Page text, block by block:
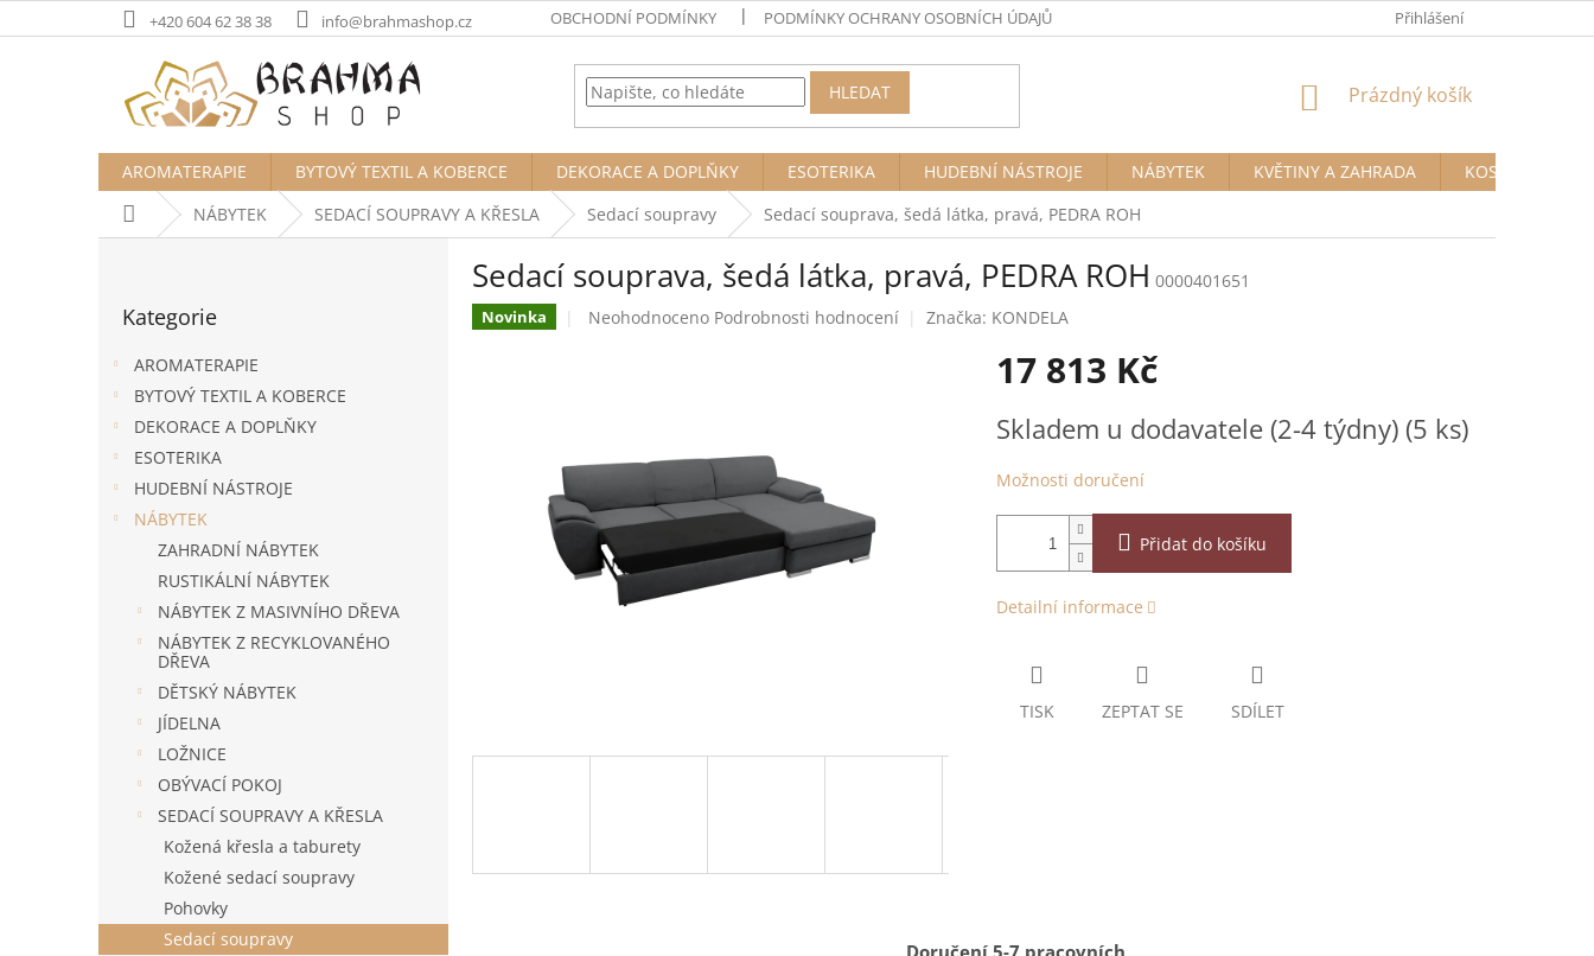
na
+420 604 62 38 38 info@brahmashop.cz OBCHODNÍ PODMÍNKY PODMÍNKY OCHRANY OSOBNÍCH ÚDAJŮ Přihlášení
HLEDAT
NÁKUPNÍ
Prázdný košík
AROMATERAPIE BYTOVÝ TEXTIL A KOBERCE DEKORACE A DOPLŇKY ESOTERIKA HUDEBNÍ NÁSTROJE NÁBYTEK KVĚTINY A ZAHRADA
KOSMETIKA A
Domů NÁBYTEK SEDACÍ SOUPRAVY A KŘESLA Sedací soupravy Sedací souprava, šedá látka, pravá, PEDRA ROH
kategorie
Kategorie
AROMATERAPIE
BYTOVÝ TEXTIL A KOBERCE
DEKORACE A DOPLŇKY
ESOTERIKA
HUDEBNÍ NÁSTROJE
NÁBYTEK
ZAHRADNÍ NÁBYTEK
RUSTIKÁLNÍ NÁBYTEK
NÁBYTEK Z MASIVNÍHO DŘEVA
NÁBYTEK Z RECYKLOVANÉHO
DŘEVA
DĚTSKÝ NÁBYTEK
JÍDELNA
LOŽNICE
OBÝVACÍ POKOJ
SEDACÍ SOUPRAVY A KŘESLA
Kožená křesla a taburety
Kožené sedací soupravy
Pohovky
Sedací soupravy
Sedací souprava, šedá látka, pravá, PEDRA ROH 0000401651
Novinka
Průměrné
hvězdiček.
Neohodnoceno Podrobnosti hodnocení Značka: KONDELA
17 813 Kč
cena:
Skladem u dodavatele (2-4 týdny) (5 ks)
Možnosti doručení
Přidat do košíku
Detailní informace
TISK ZEPTAT SE SDÍLET